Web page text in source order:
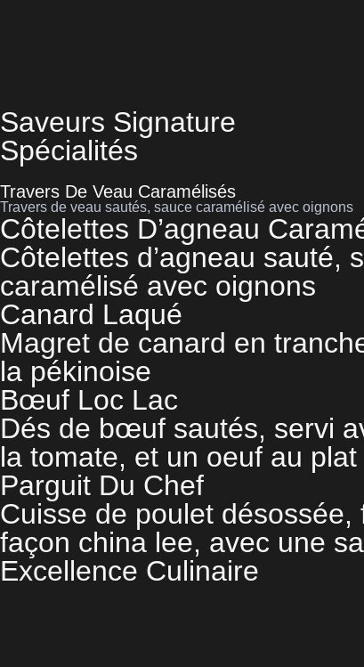
Saveurs Signature
Spécialités
Travers De Veau Caramélisés
Travers de veau sautés, sauce caramélisé avec oignons
Côtelettes D’agneau
Côtelettes d’agneau sauté,
caramélisé avec oignons
Canard Laqué
Magret de canard en
la pékinoise
Bœuf Loc Lac
Dés de bœuf sautés, servi
la tomate, et un oeuf au plat
Parguit Du Chef
Cuisse de poulet désossée,
façon china lee, avec une
Excellence Culinaire